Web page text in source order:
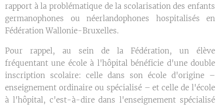
rapport à la problématique de la scolarisation des enfants
germanophones ou néerlandophones hospitalisés en
Fédération Wallonie-Bruxelles.
Pour rappel, au sein de la Fédération, un élève
fréquentant une école à l'hôpital bénéficie d'une double
inscription scolaire: celle dans son école d'origine –
enseignement ordinaire ou spécialisé – et celle de l'école
à l'hôpital, c'est-à-dire dans l'enseignement spécialisé